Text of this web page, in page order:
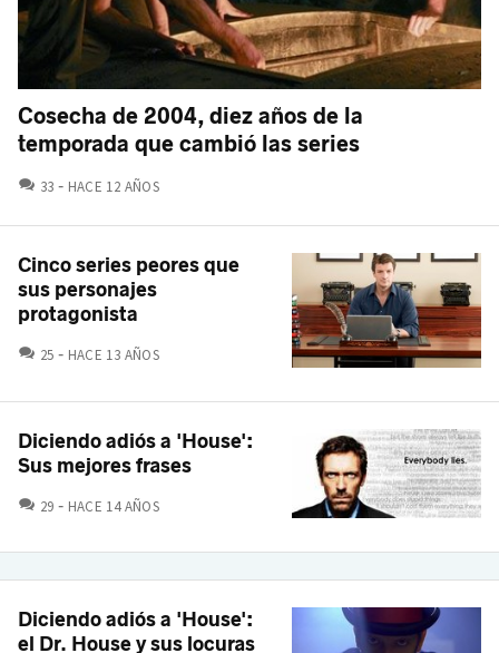
Cosecha de 2004, diez años de la
temporada que cambió las series
33 COMENTARIOS
HACE 12 AÑOS
Cinco series peores que
sus personajes
protagonista
25 COMENTARIOS
HACE 13 AÑOS
Diciendo adiós a 'House':
Sus mejores frases
29 COMENTARIOS
HACE 14 AÑOS
Diciendo adiós a 'House':
el Dr. House y sus locuras